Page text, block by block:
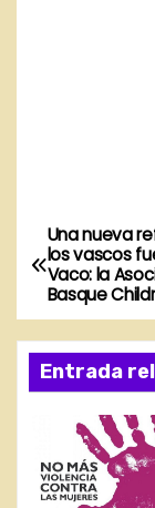
N
a
v
e
a
Una nueva
los vascos
Vaco: la
Basque
Entrada